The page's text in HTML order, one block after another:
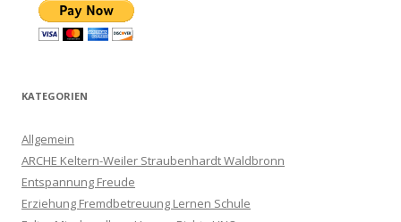
KATEGORIEN
Allgemein
ARCHE Keltern-Weiler Straubenhardt Waldbronn
Entspannung Freude
Erziehung Fremdbetreuung Lernen Schule